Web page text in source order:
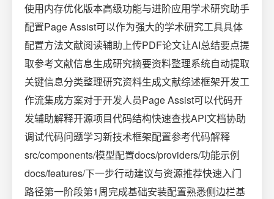
使用内存优化版本高级功能与进阶应用学术研究助手
配置Page Assist可以作为强大的学术研究工具具体
配置方法文献阅读辅助上传PDF论文让AI总结要点提
取参考文献信息生成研究摘要资料整理系统自动提取
关键信息分类整理研究资料生成文献综述框架开发工
作流集成方案对于开发人员Page Assist可以代码开
发辅助解释开源项目代码结构快速查找API文档协助
调试代码问题学习新技术框架配置参考代码解释
src/components/模型配置docs/providers/功能示例
docs/features/下一步行动建议与资源推荐快速入门
路径第一阶段第1周完成基础安装配置熟悉侧边栏基